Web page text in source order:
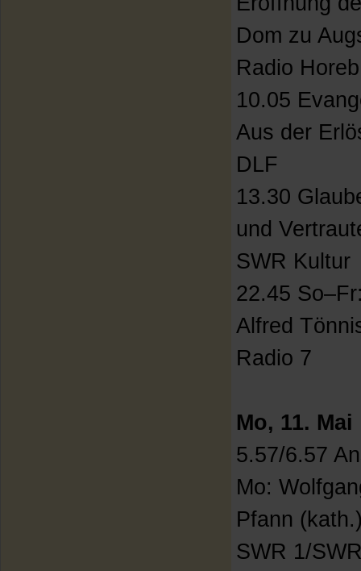
Dom zu
Radio Horeb
10.05
Aus der
DLF
13.30
und
SWR Kultur
22.45
Alfred
Radio 7
Mo, 11. Mai
5.57/6.57
Mo:
Pfann
SWR 1/